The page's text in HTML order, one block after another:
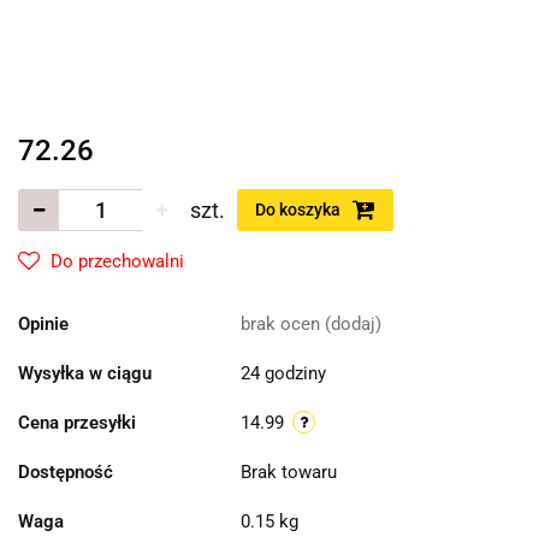
72.26
szt. Do koszyka
Do przechowalni
Opinie brak ocen (dodaj)
Wysyłka w ciągu 24 godziny
Cena przesyłki 14.99
Dostępność Brak towaru
Waga 0.15 kg